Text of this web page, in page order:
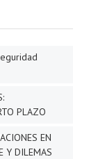
PLAZO
EN
Y DILEMAS